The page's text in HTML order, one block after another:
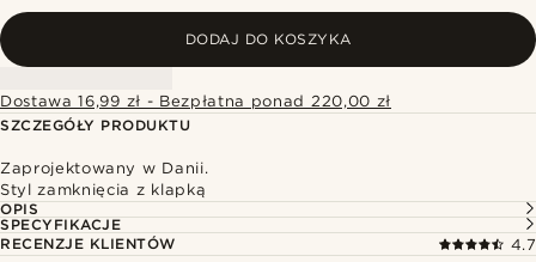
DODAJ DO KOSZYKA
Dostawa 16,99 zł - Bezpłatna ponad 220,00 zł
SZCZEGÓŁY PRODUKTU
Zaprojektowany w Danii.
Styl zamknięcia z klapką
OPIS
SPECYFIKACJE
RECENZJE KLIENTÓW
4.7